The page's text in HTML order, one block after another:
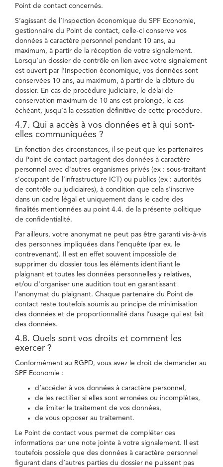
Point de contact concernés.
S’agissant de l’Inspection économique du SPF Economie,
gestionnaire du Point de contact, celle-ci conserve vos
données à caractère personnel pendant 10 ans, au
maximum, à partir de la réception de votre signalement.
Lorsqu’un dossier de contrôle en lien avec votre signalement
est ouvert par l’Inspection économique, vos données sont
conservées 10 ans, au maximum, à partir de la clôture du
dossier. En cas de procédure judiciaire, le délai de
conservation maximum de 10 ans est prolongé, le cas
échéant, jusqu’à la cessation définitive de cette procédure.
4.7. Qui a accès à vos données et à qui sont-
elles communiquées ?
En fonction des circonstances, il se peut que les partenaires
du Point de contact partagent des données à caractère
personnel avec d'autres organismes privés (ex : sous-traitant
s’occupant de l’infrastructure ICT) ou publics (ex : autorités
de contrôle ou judiciaires), à condition que cela s'inscrive
dans un cadre légal et uniquement dans le cadre des
finalités mentionnées au point 4.4. de la présente politique
de confidentialité.
Par ailleurs, votre anonymat ne peut pas être garanti vis-à-vis
des personnes impliquées dans l’enquête (par ex. le
contrevenant). Il est en effet souvent impossible de
supprimer du dossier tous les éléments identifiant le
plaignant et toutes les données personnelles y relatives,
et/ou d'organiser une audition tout en garantissant
l'anonymat du plaignant. Chaque partenaire du Point de
contact reste toutefois soumis au principe de minimisation
des données et de proportionnalité dans l’usage qui est fait
des données.
4.8. Quels sont vos droits et comment les
exercer ?
Conformément au RGPD, vous avez le droit de demander au
SPF Economie :
d’accéder à vos données à caractère personnel,
de les rectifier si elles sont erronées ou incomplètes,
de limiter le traitement de vos données,
de vous opposer au traitement.
Le Point de contact vous permet de compléter ces
informations par une note jointe à votre signalement. Il est
toutefois possible que des données à caractère personnel
figurant dans d’autres parties du dossier ne puissent pas